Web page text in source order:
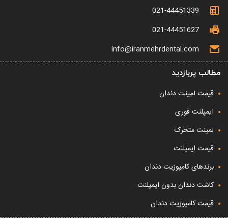
021-44451339
021-44451627
info@iranmehrdental.com
مطالب پربازدید
قیمت لمینت دندان
ایمپلنت فوری
لمینت متحرک
قیمت ایمپلنت
برندهای کامپوزیت دندان
کاشت دندان بدون ایمپلنت
قیمت کامپوزیت دندان